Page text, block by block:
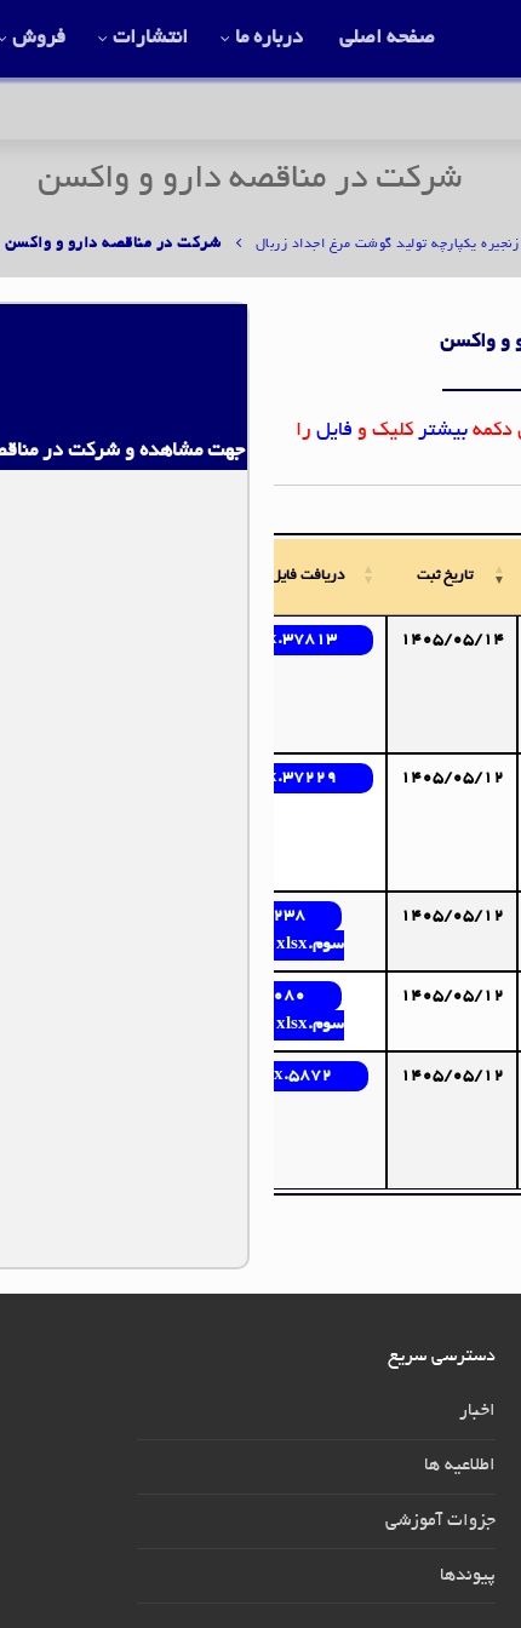
صفحه اصلی درباره ما انتشارات فروش
شرکت در مناقصه دارو و واکسن
زنجیره یکپارچه تولید گوشت مرغ اجداد زربال شرکت در مناقصه دارو و واکسن
و واکسن
دکمه بیشتر کلیک و فایل را
تاریخ ثبت دریافت فایل مناقصه
1405/05/14
37813.xlsx
1405/05/12
37229.xlsx
1405/05/12
سوم.xlsx
1405/05/12
سوم.xlsx
1405/05/12
5872.xlsx
جهت مشاهده و شرکت در
دسترسی سریع
اخبار
اطلاعیه ها
جزوات آموزشی
پیوندها